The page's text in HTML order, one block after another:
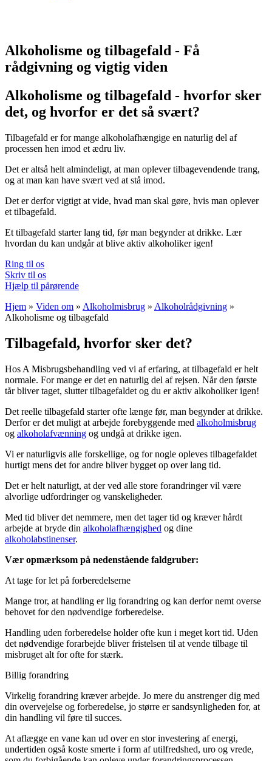
Alkoholisme og tilbagefald - Få
rådgivning og vigtig viden
Alkoholisme og tilbagefald - hvorfor sker
det, og hvorfor er det så svært?
Tilbagefald er for mange alkoholafhængige en naturlig del af
processen hen imod et ædru liv.
Det er altså helt almindeligt, at man oplever tilbagevendende trang,
og at man kan have svært ved at stå imod.
Det er derfor vigtigt at vide, hvad man skal gøre, hvis man oplever
et tilbagefald.
Et tilbagefald starter lang tid, før man begynder at drikke. Lær
hvordan du kan undgår at blive aktiv alkoholiker igen!
Ring til os
Skriv til os
Hjælp til pårørende
Hjem » Viden om » Alkoholmisbrug » Alkoholrådgivning »
Alkoholisme og tilbagefald
Tilbagefald, hvorfor sker det?
Hos A Misbrugsbehandling ved vi af erfaring, at tilbagefald er helt
normale. For mange er det en naturlig del af rejsen. Når den første
tår bliver taget, slutter tilbagefaldet og du er aktiv alkoholiker igen!
Det reelle tilbagefald starter ofte længe før, man begynder at drikke.
Derfor er det muligt at arbejde forebyggende med alkoholmisbrug
og alkoholafvænning og undgå at drikke igen.
Vi er naturligvis alle forskellige, og for nogle opleves tilbagefaldet
hurtigt mens det for andre bliver bygget op over lang tid.
Det er helt naturligt, at der ved alle store forandringer vil være
alvorlige udfordringer og vanskeligheder.
Med tid bliver det nemmere, men det tager tid og kræver hårdt
arbejde at bryde din alkoholafhængighed og dine
alkoholabstinenser.
Vær opmærksom på nedenstående faldgruber:
At tage for let på forberedelserne
Mange tror, at handling er lig forandring og kan derfor nemt overse
behovet for den nødvendige forberedelse.
Handling uden forberedelse holder ofte kun i meget kort tid. Uden
det nødvendige forarbejde bliver fristelsen til at vende tilbage til
misbruget alt for ofte for stærk.
Billig forandring
Virkelig forandring kræver arbejde. Jo mere du anstrenger dig med
din overvejelse og forberedelse, jo større er sandsynligheden for, at
din handling vil føre til succes.
At aflægge en vane kan ud over en stor investering af energi,
undertiden også koste smerte i form af utilfredshed, uro og vrede,